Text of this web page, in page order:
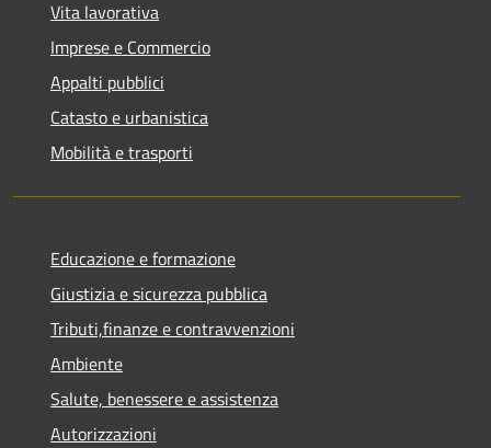
Vita lavorativa
Imprese e Commercio
Appalti pubblici
Catasto e urbanistica
Mobilità e trasporti
Educazione e formazione
Giustizia e sicurezza pubblica
Tributi,finanze e contravvenzioni
Ambiente
Salute, benessere e assistenza
Autorizzazioni